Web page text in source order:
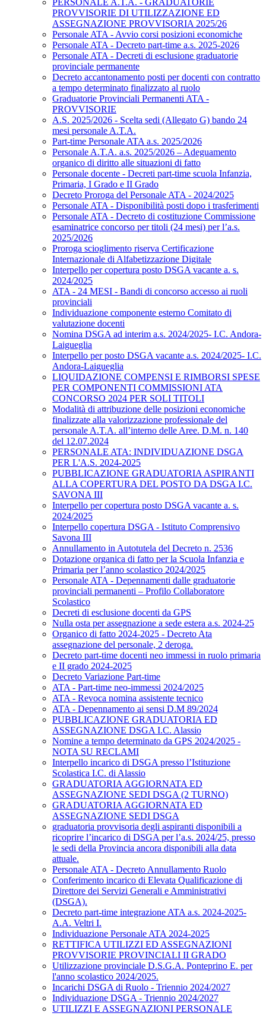
PERSONALE A.T.A. - GRADUATORIE
PROVVISORIE DI UTILIZZAZIONE ED
ASSEGNAZIONE PROVVISORIA 2025/26
Personale ATA - Avvio corsi posizioni economiche
Personale ATA - Decreto part-time a.s. 2025-2026
Personale ATA - Decreti di esclusione graduatorie
provinciale permanente
Decreto accantonamento posti per docenti con contratto
a tempo determinato finalizzato al ruolo
Graduatorie Provinciali Permanenti ATA -
PROVVISORIE
A.S. 2025/2026 - Scelta sedi (Allegato G) bando 24
mesi personale A.T.A.
Part-time Personale ATA a.s. 2025/2026
Personale A.T.A. a.s. 2025/2026 – Adeguamento
organico di diritto alle situazioni di fatto
Personale docente - Decreti part-time scuola Infanzia,
Primaria, I Grado e II Grado
Decreto Proroga del Personale ATA - 2024/2025
Personale ATA - Disponibilità posti dopo i trasferimenti
Personale ATA - Decreto di costituzione Commissione
esaminatrice concorso per titoli (24 mesi) per l’a.s.
2025/2026
Proroga scioglimento riserva Certificazione
Internazionale di Alfabetizzazione Digitale
Interpello per copertura posto DSGA vacante a. s.
2024/2025
ATA - 24 MESI - Bandi di concorso accesso ai ruoli
provinciali
Individuazione componente esterno Comitato di
valutazione docenti
Nomina DSGA ad interim a.s. 2024/2025- I.C. Andora-
Laigueglia
Interpello per posto DSGA vacante a.s. 2024/2025- I.C.
Andora-Laigueglia
LIQUIDAZIONE COMPENSI E RIMBORSI SPESE
PER COMPONENTI COMMISSIONI ATA
CONCORSO 2024 PER SOLI TITOLI
Modalità di attribuzione delle posizioni economiche
finalizzate alla valorizzazione professionale del
personale A.T.A. all’interno delle Aree. D.M. n. 140
del 12.07.2024
PERSONALE ATA: INDIVIDUAZIONE DSGA
PER L'A.S. 2024-2025
PUBBLICAZIONE GRADUATORIA ASPIRANTI
ALLA COPERTURA DEL POSTO DA DSGA I.C.
SAVONA III
Interpello per copertura posto DSGA vacante a. s.
2024/2025
Interpello copertura DSGA - Istituto Comprensivo
Savona III
Annullamento in Autotutela del Decreto n. 2536
Dotazione organica di fatto per la Scuola Infanzia e
Primaria per l’anno scolastico 2024/2025
Personale ATA - Depennamenti dalle graduatorie
provinciali permanenti – Profilo Collaboratore
Scolastico
Decreti di esclusione docenti da GPS
Nulla osta per assegnazione a sede estera a.s. 2024-25
Organico di fatto 2024-2025 - Decreto Ata
assegnazione del personale, 2 deroga.
Decreto part-time docenti neo immessi in ruolo primaria
e II grado 2024-2025
Decreto Variazione Part-time
ATA - Part-time neo-immessi 2024/2025
ATA - Revoca nomina assistente tecnico
ATA - Depennamento ai sensi D.M 89/2024
PUBBLICAZIONE GRADUATORIA ED
ASSEGNAZIONE DSGA I.C. Alassio
Nomine a tempo determinato da GPS 2024/2025 -
NOTA SU RECLAMI
Interpello incarico di DSGA presso l’Istituzione
Scolastica I.C. di Alassio
GRADUATORIA AGGIORNATA ED
ASSEGNAZIONE SEDI DSGA (2 TURNO)
GRADUATORIA AGGIORNATA ED
ASSEGNAZIONE SEDI DSGA
graduatoria provvisoria degli aspiranti disponibili a
ricoprire l’incarico di DSGA per l’a.s. 2024/25, presso
le sedi della Provincia ancora disponibili alla data
attuale.
Personale ATA - Decreto Annullamento Ruolo
Conferimento incarico di Elevata Qualificazione di
Direttore dei Servizi Generali e Amministrativi
(DSGA).
Decreto part-time integrazione ATA a.s. 2024-2025-
A.A. Veltri I.
Individuazione Personale ATA 2024-2025
RETTIFICA UTILIZZI ED ASSEGNAZIONI
PROVVISORIE PROVINCIALI II GRADO
Utilizzazione provinciale D.S.G.A. Ponteprino E. per
l'anno scolastico 2024/2025.
Incarichi DSGA di Ruolo - Triennio 2024/2027
Individuazione DSGA - Triennio 2024/2027
UTILIZZI E ASSEGNAZIONI PERSONALE